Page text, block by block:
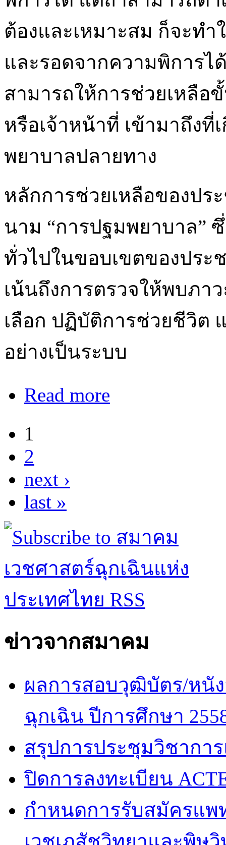
ต้องและเหมาะสม ก็จะท
และรอดจากความพิการ
สามารถให้การช่วยเหลื
หรือเจ้าหน้าที่ เข้ามาถึงที่
พยาบาลปลายทาง
หลักการช่วยเหลือของปร
นาม “การปฐมพยาบาล”
ทั่วไปในขอบเขตของประ
เน้นถึงการตรวจให้พบภา
เลือก ปฏิบัติการช่วยชีวิต
อย่างเป็นระบบ
Read more
Pages
1
2
next ›
last »
ข่าวจากสมาคม
ผลการสอบวุฒิบัตร/หนั
ฉุกเฉิน ปีการศึกษา
สรุปการประชุมวิชากา
ปิดการลงทะเบียน
กำหนดการรับสมัครแพ